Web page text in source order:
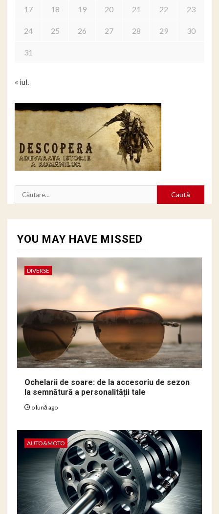
17 18 19 20 21 22 23
24 25 26 27 28 29 30
31
« iul.
Caută
după:
YOU MAY HAVE MISSED
DIVERSE
Ochelarii de soare: de la accesoriu de sezon
la semnătură a personalității tale
o lună ago
AUTO&MOTO